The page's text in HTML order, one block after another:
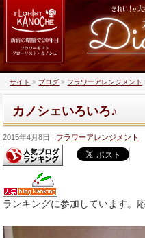
サイト > ブログ > フラワーアレンジメント
カノシェいろいろ♪
2015年4月8日 フラワーアレンジメント
ランキングに参加しています。